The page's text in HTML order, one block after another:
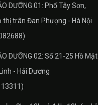
DƯỠNG 01: Phố Tây Sơn,
thị trân Đan Phượng - Hà Nội
DƯỠNG 02: Số 21-25 Hồ Mặt
- Hải Dương